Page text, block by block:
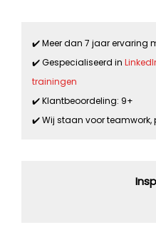
✔️ Meer dan 7 jaar ervaring
✔️ Gespecialiseerd in
trainingen
✔️ Klantbeoordeling: 9+
✔️ Wij staan voor teamwork,